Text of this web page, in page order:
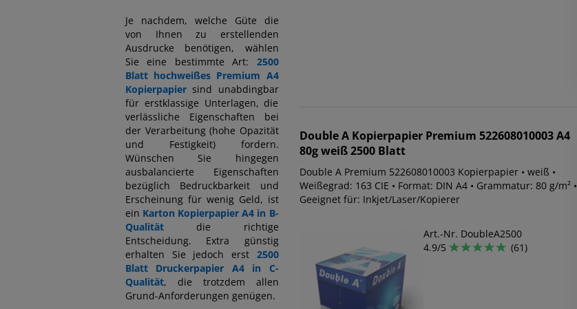
Je nachdem, welche Güte die
von Ihnen zu erstellenden
Ausdrucke benötigen, wählen
Sie eine bestimmte Art: 2500
Blatt hochweißes Premium A4
Kopierpapier sind unabdingbar
für erstklassige Unterlagen, die
verlässliche Eigenschaften bei
der Verarbeitung (hohe Opazität
und Festigkeit) fordern.
Wünschen Sie hingegen
ausbalancierte Eigenschaften
bezüglich Bedruckbarkeit und
Erscheinung für wenig Geld, ist
ein Karton Kopierpapier A4 in B-
Qualität die richtige
Entscheidung. Extra günstig
erhalten Sie jedoch erst 2500
Blatt Druckerpapier A4 in C-
Qualität, die trotzdem allen
Grund-Anforderungen genügen.
Double A Kopierpapier Premium 522608010003 A4
80g weiß 2500 Blatt
Double A Premium 522608010003 Kopierpapier • weiß •
Weißegrad: 163 CIE • Format: DIN A4 • Grammatur: 80 g/m² •
Geeignet für: Inkjet/Laser/Kopierer
Art.-Nr. DoubleA2500
4.9/5
(61)